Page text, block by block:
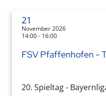
21
November 2026
14:00 - 16:00
FSV Pfaffenhofen -
20. Spieltag -